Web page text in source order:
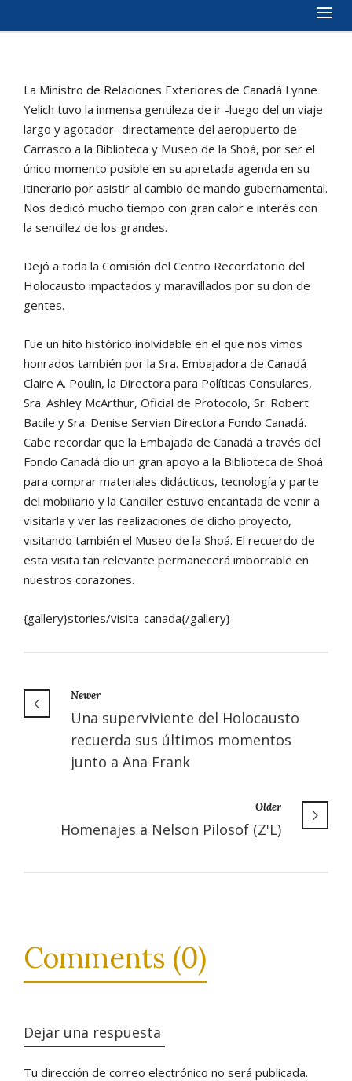
La Ministro de Relaciones Exteriores de Canadá Lynne
Yelich tuvo la inmensa gentileza de ir -luego del un viaje
largo y agotador- directamente del aeropuerto de
Carrasco a la Biblioteca y Museo de la Shoá, por ser el
único momento posible en su apretada agenda en su
itinerario por asistir al cambio de mando gubernamental.
Nos dedicó mucho tiempo con gran calor e interés con
la sencillez de los grandes.
Dejó a toda la Comisión del Centro Recordatorio del
Holocausto impactados y maravillados por su don de
gentes.
Fue un hito histórico inolvidable en el que nos vimos
honrados también por la Sra. Embajadora de Canadá
Claire A. Poulin, la Directora para Políticas Consulares,
Sra. Ashley McArthur, Oficial de Protocolo, Sr. Robert
Bacile y Sra. Denise Servian Directora Fondo Canadá.
Cabe recordar que la Embajada de Canadá a través del
Fondo Canadá dio un gran apoyo a la Biblioteca de Shoá
para comprar materiales didácticos, tecnología y parte
del mobiliario y la Canciller estuvo encantada de venir a
visitarla y ver las realizaciones de dicho proyecto,
visitando también el Museo de la Shoá. El recuerdo de
esta visita tan relevante permanecerá imborrable en
nuestros corazones.
{gallery}stories/visita-canada{/gallery}
Newer
Una superviviente del Holocausto
recuerda sus últimos momentos
junto a Ana Frank
Older
Homenajes a Nelson Pilosof (Z'L)
Comments (0)
Dejar una respuesta
Tu dirección de correo electrónico no será publicada.